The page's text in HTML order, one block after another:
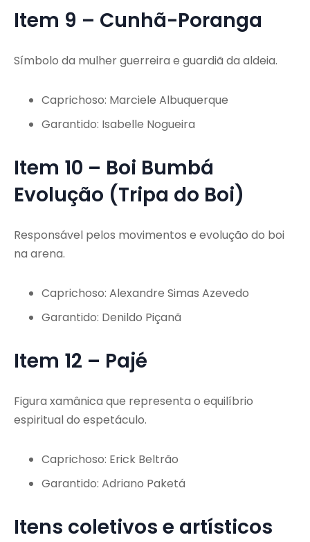
Item 9 – Cunhã-Poranga
Símbolo da mulher guerreira e guardiã da aldeia.
Caprichoso: Marciele Albuquerque
Garantido: Isabelle Nogueira
Item 10 – Boi Bumbá
Evolução (Tripa do Boi)
Responsável pelos movimentos e evolução do boi
na arena.
Caprichoso: Alexandre Simas Azevedo
Garantido: Denildo Piçanã
Item 12 – Pajé
Figura xamânica que representa o equilíbrio
espiritual do espetáculo.
Caprichoso: Erick Beltrão
Garantido: Adriano Paketá
Itens coletivos e artísticos